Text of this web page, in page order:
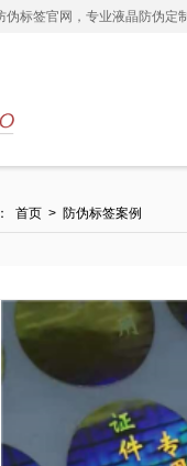
伪标签官网，专业液晶防伪定
首页 > 防伪标签案例